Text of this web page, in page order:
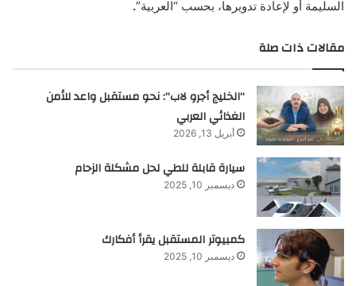
السليمة أو لإعادة تدويرها، بحسب “العربية”.
مقالات ذات صلة
“الخليج أجرو لاب”: نحو مستقبل واعد للأمن
الغذائي العربي
أبريل 13, 2026
سيارة قابلة للطي لحل مشكلة الزحام
ديسمبر 10, 2025
كمبيوتر المستقبل يقرأ أفكارك
ديسمبر 10, 2025